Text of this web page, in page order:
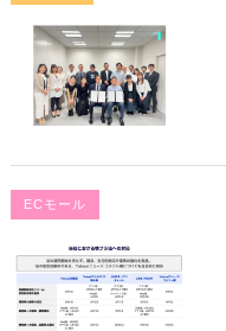
ECモール